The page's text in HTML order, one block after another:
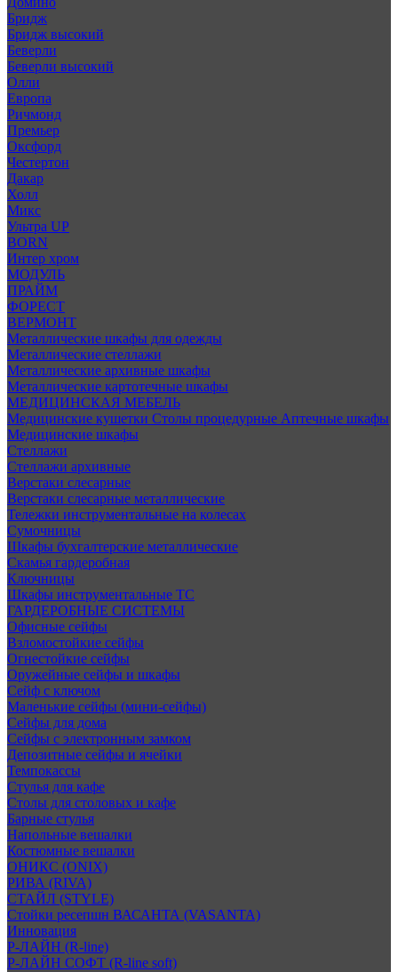
Бридж
Бридж высокий
Беверли
Беверли высокий
Олли
Европа
Ричмонд
Премьер
Оксфорд
Честертон
Дакар
Холл
Микс
Ультра UP
BORN
Интер хром
МОДУЛЬ
ПРАЙМ
ФОРЕСТ
ВЕРМОНТ
Металлические шкафы для одежды
Металлические стеллажи
Металлические архивные шкафы
Металлические картотечные шкафы
МЕДИЦИНСКАЯ МЕБЕЛЬ
Медицинские кушетки Столы процедурные Аптечные шкафы
Медицинские шкафы
Стеллажи
Стеллажи архивные
Верстаки слесарные
Верстаки слесарные металлические
Тележки инструментальные на колесах
Сумочницы
Шкафы бухгалтерские металлические
Скамья гардеробная
Ключницы
Шкафы инструментальные ТС
ГАРДЕРОБНЫЕ СИСТЕМЫ
Офисные сейфы
Взломостойкие сейфы
Огнестойкие сейфы
Оружейные сейфы и шкафы
Сейф с ключом
Маленькие сейфы (мини-сейфы)
Сейфы для дома
Сейфы с электронным замком
Депозитные сейфы и ячейки
Темпокассы
Стулья для кафе
Столы для столовых и кафе
Барные стулья
Напольные вешалки
Костюмные вешалки
ОНИКС (ONIX)
РИВА (RIVA)
СТАЙЛ (STYLE)
Стойки ресепшн ВАСАНТА (VASANTA)
Инновация
Р-ЛАЙН (R-line)
Р-ЛАЙН СОФТ (R-line soft)